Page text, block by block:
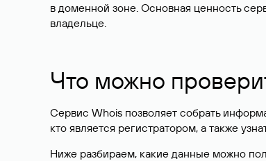
в доменной зоне. Основная ценность
владельце.
Что можно
Сервис Whois позволяет собрать
кто является регистратором, а также
Ниже разбираем, какие данные можно